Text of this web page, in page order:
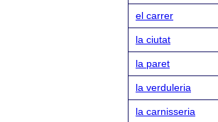
el carrer
la ciutat
la paret
la verduleria
la carnisseria